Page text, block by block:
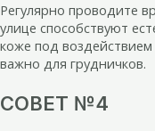
Регулярно проводите
улице способствуют
коже под
важно для грудничков.
СОВЕТ №4